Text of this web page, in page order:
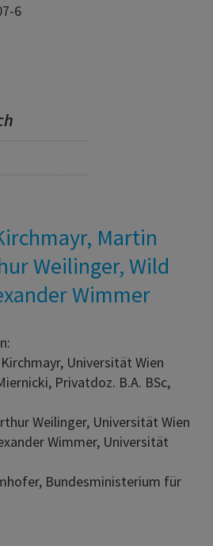
6
Martin
Weilinger, Wild
Wimmer
Universität Wien
Privatdoz. B.A. BSc,
Weilinger, Universität Wien
Wimmer, Universität
Bundesministerium für